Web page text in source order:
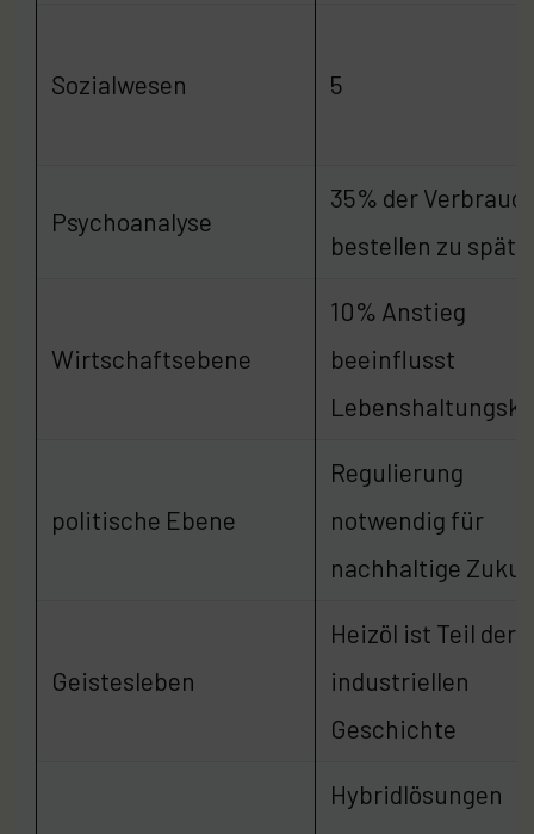
Sozialwesen 5
Psychoanalyse
35% der
bestellen zu spät
Wirtschaftsebene
10% Anstieg
beeinflusst
politische Ebene
Regulierung
notwendig für
nachhaltige
Geistesleben
Heizöl ist Teil der
industriellen
Geschichte
Hybridlösungen